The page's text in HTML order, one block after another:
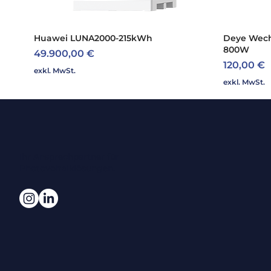
Schnellansicht
Huawei LUNA2000-215kWh
Preis
49.900,00 €
exkl. MwSt.
Deye
800W
Preis
120,00 €
exkl. MwSt.